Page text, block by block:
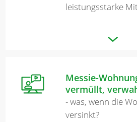
leistungsstarke
Messie-
vermüllt,
- was, wenn die
versinkt?